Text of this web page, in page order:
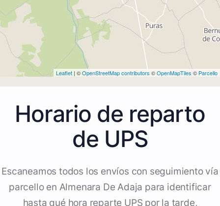
Leaflet | ©OpenStreetMap contributors ©OpenMapTiles © Parcello
Horario de reparto
de UPS
Escaneamos todos los envíos con seguimiento vía
parcello en Almenara De Adaja para identificar
hasta qué hora reparte UPS por la tarde,